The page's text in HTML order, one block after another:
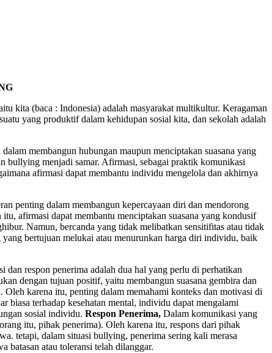
kita (baca : Indonesia) adalah masyarakat multikultur. Keragaman
yang produktif dalam kehidupan sosial kita, dan sekolah adalah
membangun hubungan maupun menciptakan suasana yang
bullying menjadi samar. Afirmasi, sebagai praktik komunikasi
afirmasi dapat membantu individu mengelola dan akhirnya
penting dalam membangun kepercayaan diri dan mendorong
afirmasi dapat membantu menciptakan suasana yang kondusif
Namun, bercanda yang tidak melibatkan sensitifitas atau tidak
yang bertujuan melukai atau menurunkan harga diri individu, baik
respon penerima adalah dua hal yang perlu di perhatikan
dengan tujuan positif, yaitu membangun suasana gembira dan
karena itu, penting dalam memahami konteks dan motivasi di
terhadap kesehatan mental, individu dapat mengalami
sosial individu. Respon Penerima, Dalam komunikasi yang
itu, pihak penerima). Oleh karena itu, respons dari pihak
tetapi, dalam situasi bullying, penerima sering kali merasa
batasan atau toleransi telah dilanggar.